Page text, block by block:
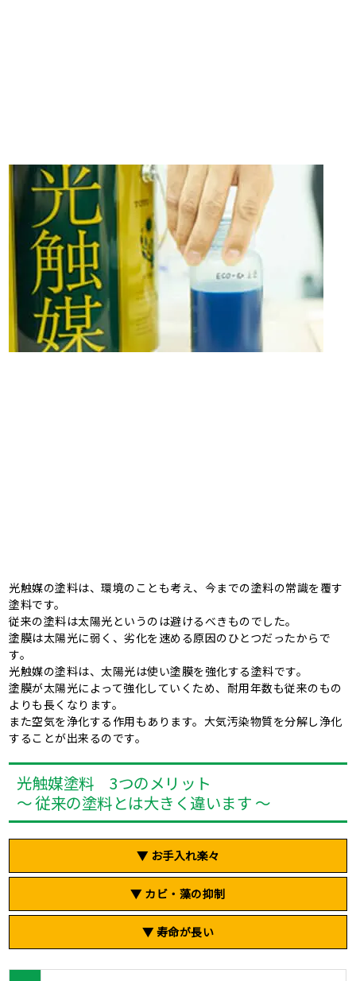
光触媒の塗料は、環境のことも考え、今までの塗料の常識を覆す
塗料です。
従来の塗料は太陽光というのは避けるべきものでした。
塗膜は太陽光に弱く、劣化を速める原因のひとつだったからで
す。
光触媒の塗料は、太陽光は使い塗膜を強化する塗料です。
塗膜が太陽光によって強化していくため、耐用年数も従来のもの
よりも長くなります。
また空気を浄化する作用もあります。大気汚染物質を分解し浄化
することが出来るのです。
光触媒塗料 3つのメリット
～ 従来の塗料とは大きく違います ～
▼ お手入れ楽々
▼ カビ・藻の抑制
▼ 寿命が長い